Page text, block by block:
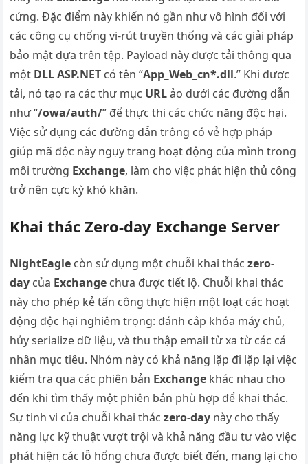
cứng. Đặc điểm này khiến nó gần như vô hình đối với
các công cụ chống vi-rút truyền thống và các giải pháp
bảo mật dựa trên tệp. Payload này được tải thông qua
một DLL ASP.NET có tên “App_Web_cn*.dll.” Khi được
tải, nó tạo ra các thư mục URLảo dưới các đường dẫn
như “/owa/auth/” để thực thi các chức năng độc hại.
Việc sử dụng các đường dẫn trông có vẻ hợp pháp
giúp mã độc này ngụy trang hoạt động của mình trong
môi trường Exchange, làm cho việc phát hiện thủ công
trở nên cực kỳ khó khăn.
Khai thác Zero-day Exchange Server
NightEagle còn sử dụng một chuỗi khai tháczero-
day của Exchange chưa được tiết lộ. Chuỗi khai thác
này cho phép kẻ tấn công thực hiện một loạt các hoạt
động độc hại nghiêm trọng: đánh cắp khóa máy chủ,
hủy serialize dữ liệu, và thu thập email từ xa từ các cá
nhân mục tiêu. Nhóm này có khả năng lặp đi lặp lại việc
kiểm tra qua các phiên bản Exchange khác nhau cho
đến khi tìm thấy một phiên bản phù hợp để khai thác.
Sự tinh vi của chuỗi khai tháczero-day này cho thấy
năng lực kỹ thuật vượt trội và khả năng đầu tư vào việc
phát hiện các lỗ hổng chưa được biết đến, mang lại cho